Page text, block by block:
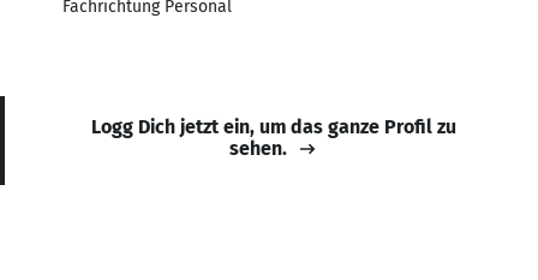
Fachrichtung Personal
Logg Dich jetzt ein, um das ganze Profil zu
sehen.